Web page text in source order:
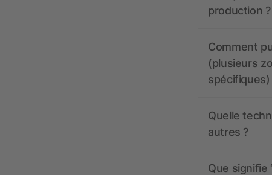
production ?
Comment
(plusieurs
spécifiques)
Quelle
autres ?
Que signifie